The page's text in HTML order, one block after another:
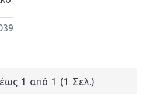
1 από 1 (1 Σελ.)